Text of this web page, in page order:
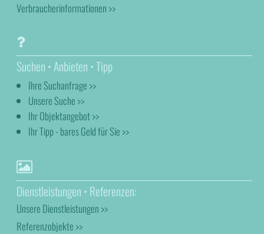
Verbraucherinformationen >>
Suchen • Anbieten • Tipp
Ihre Suchanfrage >>
Unsere Suche >>
Ihr Objektangebot >>
Ihr Tipp - bares Geld für Sie >>
Dienstleistungen • Referenzen:
Unsere Dienstleistungen >>
Referenzobjekte >>